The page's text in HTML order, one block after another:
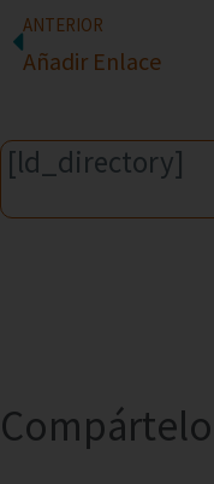
ANTERIOR
Añadir Enlace
[ld_directory]